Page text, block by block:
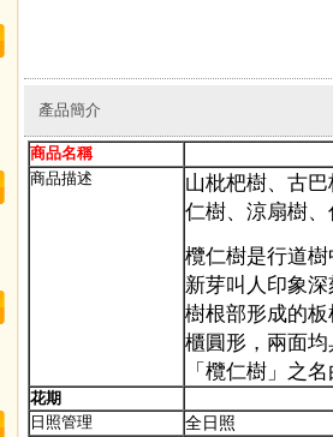
產品簡介
商品名稱
商品描述
山枇杷樹、古
仁樹、涼扇樹
欖仁樹是行道
新芽叫人印象
樹根部形成的
櫃圓形，兩面
「欖仁樹」之
花期
日照管理
全日照